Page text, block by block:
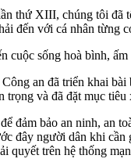
thứ XIII, chúng tôi đã
đến với cá nhân từng
cuộc sống hoà bình,
an đã triển khai bài
trọng và đã đặt mục
đảm bảo an ninh, an
đây người dân khi
quyết trên hệ thống